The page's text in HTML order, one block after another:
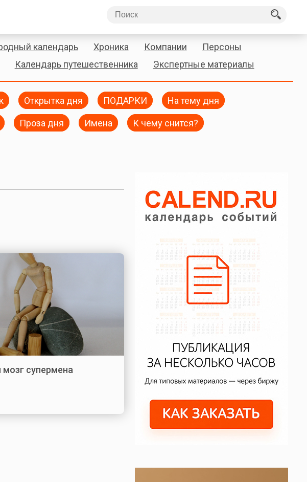
календарь Хроника Компании
Персоны
Календарь путешественника Экспертные материалы
Открытка дня ПОДАРКИ На тему дня
Проза дня Имена К чему снится?
супермена